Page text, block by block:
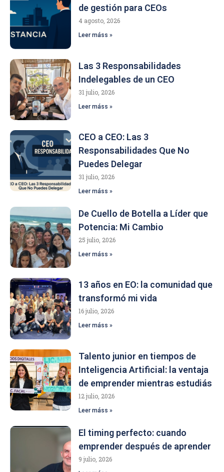
de gestión para CEOs
4 agosto, 2026
Leer máss »
Las 3 Responsabilidades
Indelegables de un CEO
31 julio, 2026
Leer máss »
CEO a CEO: Las 3
Responsabilidades Que No
Puedes Delegar
31 julio, 2026
Leer máss »
De Cuello de Botella a Líder que
Potencia: Mi Cambio
25 julio, 2026
Leer máss »
13 años en EO: la comunidad que
transformó mi vida
16 julio, 2026
Leer máss »
Talento junior en tiempos de
Inteligencia Artificial: la ventaja
de emprender mientras estudiás
12 julio, 2026
Leer máss »
El timing perfecto: cuando
emprender después de aprender
9 julio, 2026